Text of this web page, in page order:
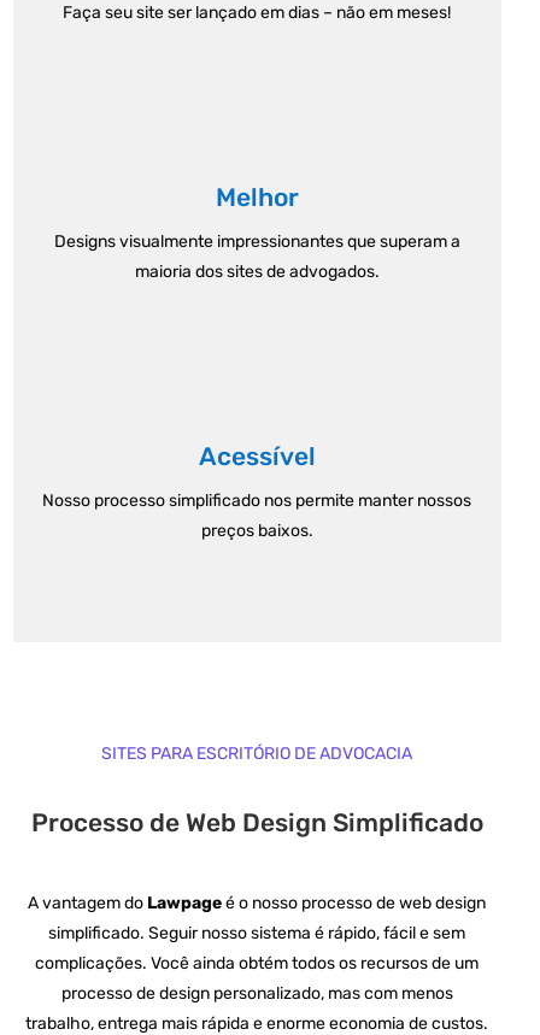
Faça seu site ser lançado em dias – não em meses!
Melhor
Designs visualmente impressionantes que superam a
maioria dos sites de advogados.
Acessível
Nosso processo simplificado nos permite manter nossos
preços baixos.
SITES PARA ESCRITÓRIO DE ADVOCACIA
Processo de Web Design Simplificado
A vantagem do Lawpageé o nosso processo de web design
simplificado.Seguir nosso sistema é rápido, fácil e sem
complicações.Você ainda obtém todos os recursos de um
processo de design personalizado, mas com menos
trabalho, entrega mais rápida e enorme economia de custos.